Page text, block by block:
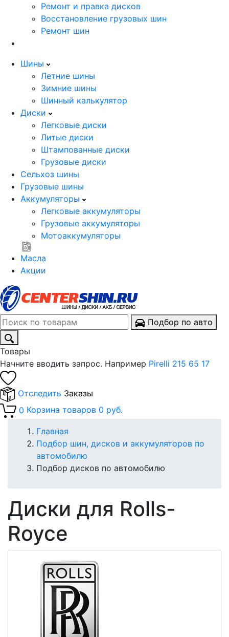
Ремонт и правка дисков
Восстановление грузовых шин
Ремонт шин
Шины
Летние шины
Зимние шины
Шинный калькулятор
Диски
Легковые диски
Литые диски
Штампованные диски
Грузовые диски
Сельхоз шины
Грузовые шины
Аккумуляторы
Легковые аккумуляторы
Грузовые аккумуляторы
Мотоаккумуляторы
Масла
Акции
Подбор по авто
Товары
Начните вводить запрос. Например Pirelli 215 65 17
Отследить Заказы
0 Корзина товаров 0 руб.
Главная
Подбор шин, дисков и аккумуляторов по
автомобилю
Подбор дисков по автомобилю
Диски для Rolls-
Royce